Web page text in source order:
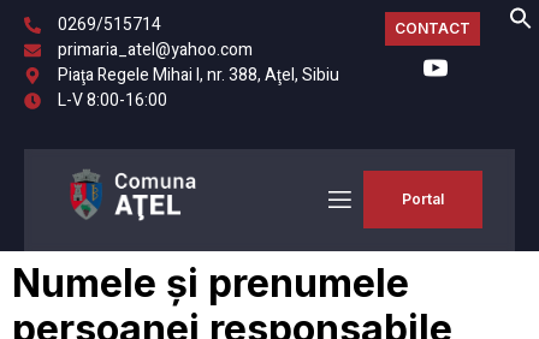
0269/515714
primaria_atel@yahoo.com
Piaţa Regele Mihai I, nr. 388, Aţel, Sibiu
L-V 8:00-16:00
CONTACT
Portal
Numele și prenumele
persoanei responsabile